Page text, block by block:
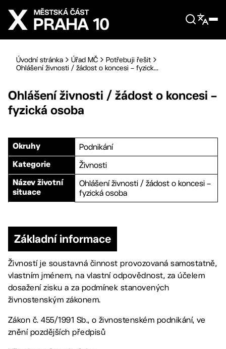
Přejít na hlavní obsah
Úvodní stránka Úřad MČ
Potřebuji řešit
Ohlášení živnosti / žádost o koncesi – fyzick...
Ohlášení živnosti / žádost o koncesi –
fyzická osoba
Okruhy Podnikání
Kategorie Živnosti
Název životní
situace
Ohlášení živnosti / žádost o koncesi –
fyzická osoba
Základní informace
Živností je soustavná činnost provozovaná samostatně,
vlastním jménem, na vlastní odpovědnost, za účelem
dosažení zisku a za podmínek stanovených
živnostenským zákonem.
Zákon č. 455/1991 Sb., o živnostenském podnikání, ve
znění pozdějších předpisů